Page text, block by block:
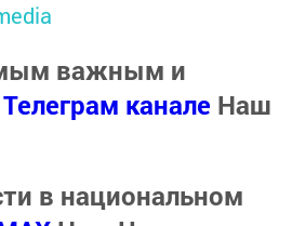
важным и
Телеграм канале Наш
в национальном